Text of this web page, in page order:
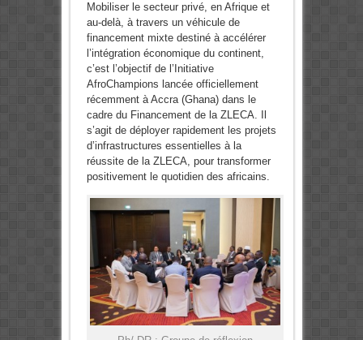
Mobiliser le secteur privé, en Afrique et
au-delà, à travers un véhicule de
financement mixte destiné à accélérer
l’intégration économique du continent,
c’est l’objectif de l’Initiative
AfroChampions lancée officiellement
récemment à Accra (Ghana) dans le
cadre du Financement de la ZLECA. Il
s’agit de déployer rapidement les projets
d’infrastructures essentielles à la
réussite de la ZLECA, pour transformer
positivement le quotidien des africains.